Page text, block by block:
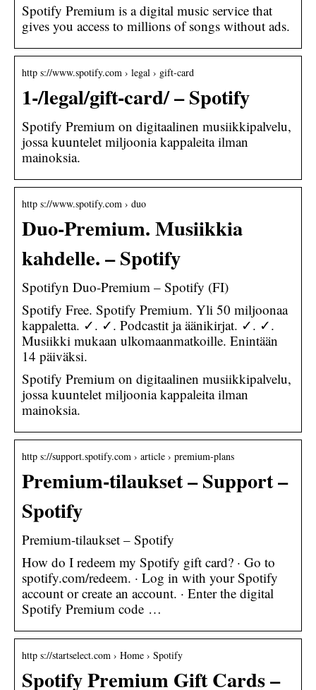
Spotify Premium is a digital music service that
gives you access to millions of songs without ads.
http s://www.spotify.com › legal › gift-card
1-/legal/gift-card/ – Spotify
Spotify Premium on digitaalinen musiikkipalvelu,
jossa kuuntelet miljoonia kappaleita ilman
mainoksia.
http s://www.spotify.com › duo
Duo-Premium. Musiikkia
kahdelle. – Spotify
Spotifyn Duo-Premium – Spotify (FI)
Spotify Free. Spotify Premium. Yli 50 miljoonaa
kappaletta. ✓. ✓. Podcastit ja äänikirjat. ✓. ✓.
Musiikki mukaan ulkomaanmatkoille. Enintään
14 päiväksi.
Spotify Premium on digitaalinen musiikkipalvelu,
jossa kuuntelet miljoonia kappaleita ilman
mainoksia.
http s://support.spotify.com › article › premium-plans
Premium-tilaukset – Support –
Spotify
Premium-tilaukset – Spotify
How do I redeem my Spotify gift card? · Go to
spotify.com/redeem. · Log in with your Spotify
account or create an account. · Enter the digital
Spotify Premium code …
http s://startselect.com › Home › Spotify
Spotify Premium Gift Cards –